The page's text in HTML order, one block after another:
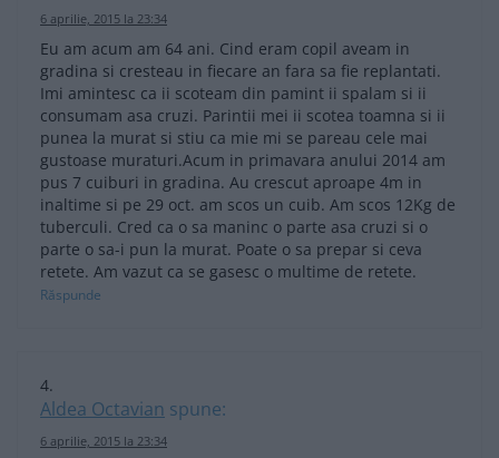
6 aprilie, 2015 la 23:34
Eu am acum am 64 ani. Cind eram copil aveam in
gradina si cresteau in fiecare an fara sa fie replantati.
Imi amintesc ca ii scoteam din pamint ii spalam si ii
consumam asa cruzi. Parintii mei ii scotea toamna si ii
punea la murat si stiu ca mie mi se pareau cele mai
gustoase muraturi.Acum in primavara anului 2014 am
pus 7 cuiburi in gradina. Au crescut aproape 4m in
inaltime si pe 29 oct. am scos un cuib. Am scos 12Kg de
tuberculi. Cred ca o sa maninc o parte asa cruzi si o
parte o sa-i pun la murat. Poate o sa prepar si ceva
retete. Am vazut ca se gasesc o multime de retete.
Răspunde
Aldea Octavian spune:
6 aprilie, 2015 la 23:34